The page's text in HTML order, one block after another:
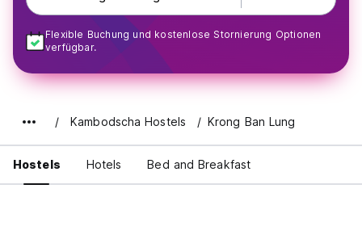
Flexible Buchung und kostenlose Stornierung Optionen
verfügbar.
Kambodscha Hostels Krong Ban Lung
Hostels Hotels Bed and Breakfast